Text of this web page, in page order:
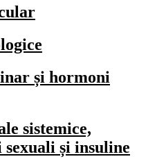
și hormoni
sistemice,
și insuline